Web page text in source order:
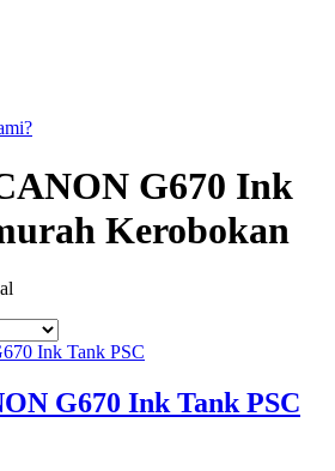
G670 Ink
Kerobokan
G670 Ink Tank PSC